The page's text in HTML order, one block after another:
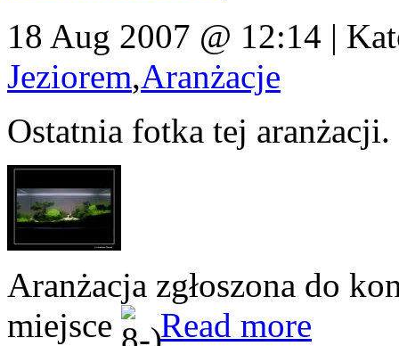
18 Aug 2007 @ 12:14 |
Jeziorem,Aranżacje
Ostatnia fotka tej aranżacji.
Aranżacja zgłoszona do
miejsce
Read more